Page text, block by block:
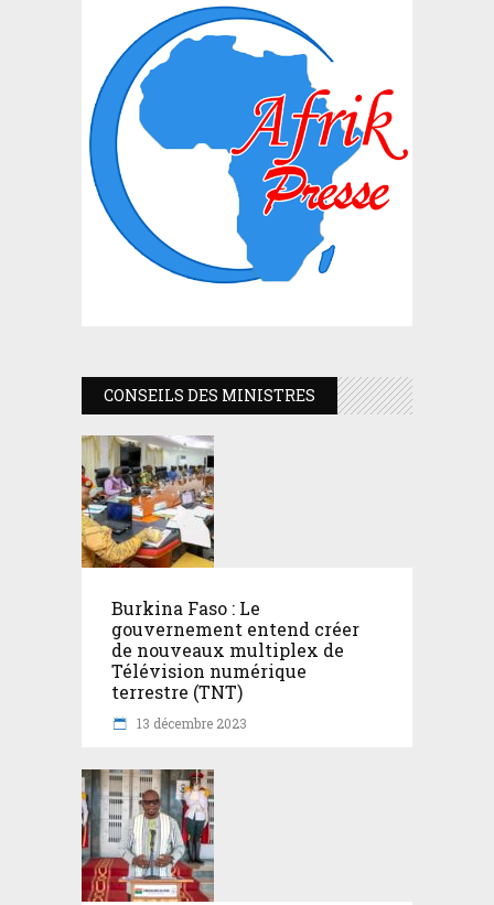
CONSEILS DES MINISTRES
Burkina Faso : Le
gouvernement entend créer
de nouveaux multiplex de
Télévision numérique
terrestre (TNT)
13 décembre 2023